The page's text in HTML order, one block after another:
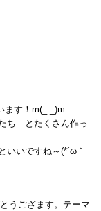
ます！m(_ _)m
ち…とたくさん作っ
いいですね～(*´ω｀
うござます。テーマ